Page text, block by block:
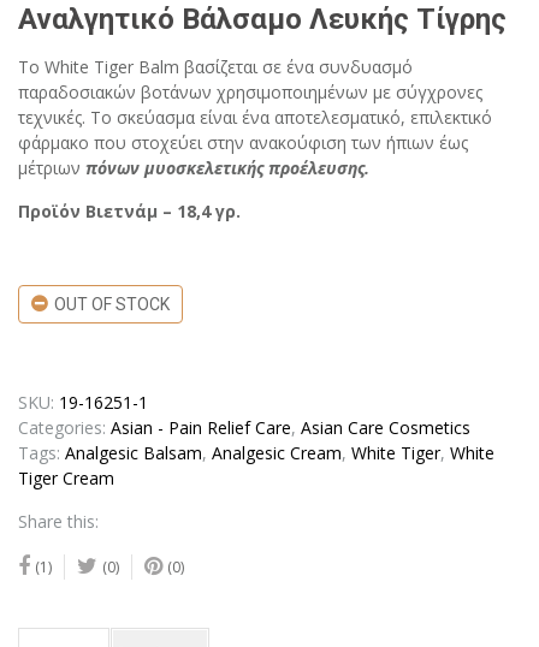
Αναλγητικό Βάλσαμο Λευκής Τίγρης
Το White Tiger Balm βασίζεται σε ένα συνδυασμό
παραδοσιακών βοτάνων χρησιμοποιημένων με σύγχρονες
τεχνικές. Το σκεύασμα είναι ένα αποτελεσματικό, επιλεκτικό
φάρμακο που στοχεύει στην ανακούφιση των ήπιων έως
μέτριων πόνων μυοσκελετικής προέλευσης.
Προϊόν Βιετνάμ – 18,4 γρ.
OUT OF STOCK
SKU: 19-16251-1
Categories: Asian - Pain Relief Care, Asian Care Cosmetics
Tags: Analgesic Balsam, Analgesic Cream, White Tiger, White
Tiger Cream
Share this:
(1) (0) (0)